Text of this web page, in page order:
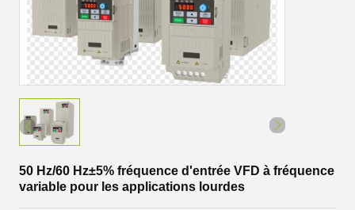
50 Hz/60 Hz±5% fréquence d'entrée VFD à fréquence
variable pour les applications lourdes